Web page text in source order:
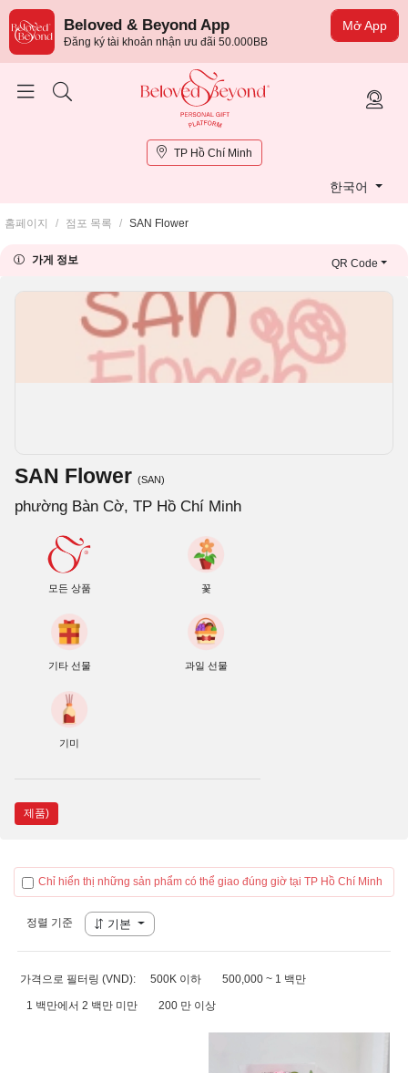
Mở App
Beloved & Beyond App
Đăng ký tài khoản nhận ưu đãi 50.000BB
TP Hồ Chí Minh
한국어
홈페이지 / 점포 목록 / SAN Flower
가게 정보 QR Code
SAN Flower (SAN)
phường Bàn Cờ, TP Hồ Chí Minh
모든 상품 꽃
기타 선물 과일 선물
기미
제품)
Chỉ hiển thị những sản phẩm có thể giao đúng giờ tại TP Hồ Chí Minh
정렬 기준 기본
가격으로 필터링 (VND): 500K 이하 500,000 ~ 1 백만
1 백만에서 2 백만 미만 200 만 이상